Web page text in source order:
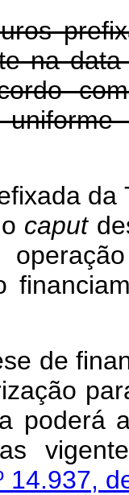
na
caput
de
poderá
14.937,